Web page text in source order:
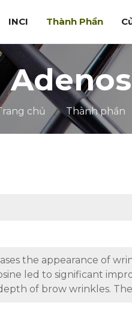
INCI Thành Phần
chủ Thành phần
the appearance of
led to significant
of brow wrinkles.